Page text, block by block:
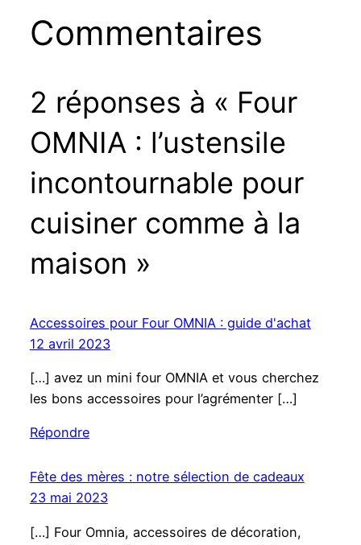
Commentaires
2 réponses à « Four
OMNIA : l’ustensile
incontournable pour
cuisiner comme à la
maison »
Accessoires pour Four OMNIA : guide d'achat
12 avril 2023
[…] avez un mini four OMNIA et vous cherchez
les bons accessoires pour l’agrémenter […]
Répondre
Fête des mères : notre sélection de cadeaux
23 mai 2023
[…] Four Omnia, accessoires de décoration,